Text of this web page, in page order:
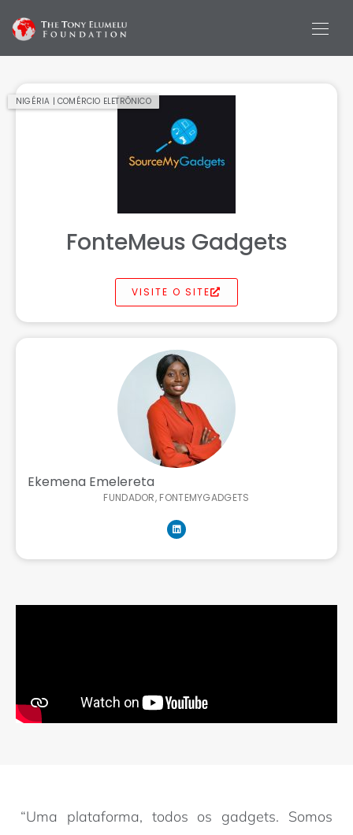
NIGÉRIA | COMÉRCIO ELETRÔNICO
FonteMeus Gadgets
VISITE O SITE
Ekemena Emelereta
FUNDADOR, FONTEMYGADGETS
“Uma plataforma, todos os gadgets. Somos